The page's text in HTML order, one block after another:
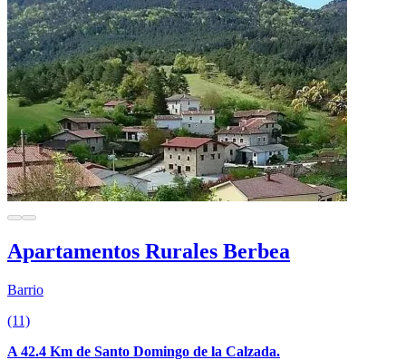
Apartamentos Rurales Berbea
Barrio
(11)
A 42.4 Km de Santo Domingo de la Calzada.